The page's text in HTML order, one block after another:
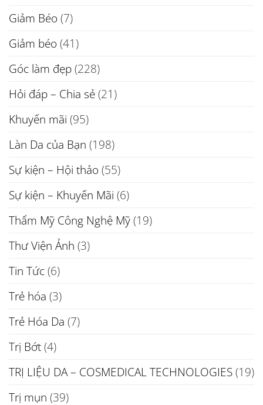
Giảm Béo (7)
Giảm béo (41)
Góc làm đẹp(228)
Hỏi đáp – Chia sẻ(21)
Khuyến mãi (95)
Làn Da của Bạn (198)
Sự kiện – Hội thảo (55)
Sự kiện – Khuyến Mãi (6)
Thẩm Mỹ Công Nghệ Mỹ(19)
Thư Viện Ảnh (3)
Tin Tức(6)
Trẻ hóa (3)
Trẻ Hóa Da (7)
Trị Bớt(4)
TRỊ LIỆU DA – COSMEDICAL TECHNOLOGIES(19)
Trị mụn (39)